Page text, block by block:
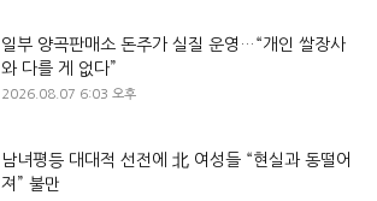
일부 양곡판매소 돈주가 실질 운영…“개인 쌀장사
와 다를 게 없다”
2026.08.07 6:03 오후
남녀평등 대대적 선전에 北 여성들 “현실과 동떨어
져” 불만